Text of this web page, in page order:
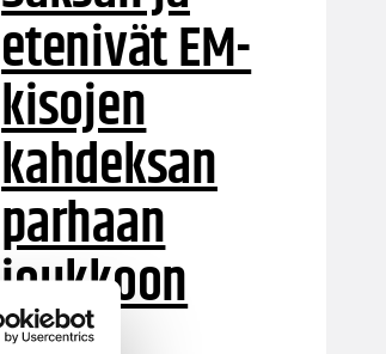
etenivät EM-
kisojen
kahdeksan
parhaan
joukkoon